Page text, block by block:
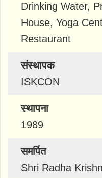
Drinking Water,
House, Yoga
Restaurant
संस्थापक
ISKCON
स्थापना
1989
समर्पित
Shri Radha